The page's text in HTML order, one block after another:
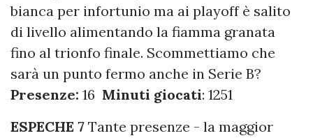
bianca per infortunio ma ai playoff è salito
di livello alimentando la fiamma granata
fino al trionfo finale. Scommettiamo che
sarà un punto fermo anche in Serie B?
Presenze: 16 Minuti giocati: 1251
ESPECHE 7 Tante presenze - la maggior